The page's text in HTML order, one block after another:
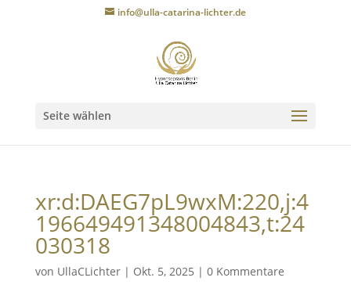
info@ulla-catarina-lichter.de
Seite wählen
xr:d:DAEG7pL9wxM:220,j:4
196649491348004843,t:24
030318
von UllaCLichter| Okt. 5, 2025 | 0 Kommentare